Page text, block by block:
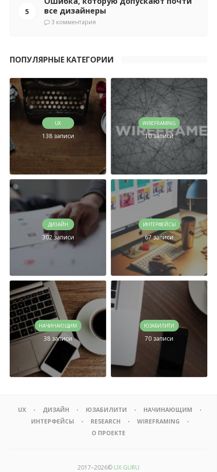
5
все дизайнеры
3 комментария
ПОПУЛЯРНЫЕ КАТЕГОРИИ
UX
138 записи
WIREFRAMING
10 записи
ДИЗАЙН
302 записи
ИНТЕРФЕЙСЫ
67 записи
НАЧИНАЮЩИМ
38 записи
ЮЗАБИЛИТИ
70 записи
UX ДИЗАЙН ЮЗАБИЛИТИ
НАЧИНАЮЩИМ
ИНТЕРФЕЙСЫ
RESEARCH
WIREFRAMING
О ПРОЕКТЕ
2017–2026© UX GURU